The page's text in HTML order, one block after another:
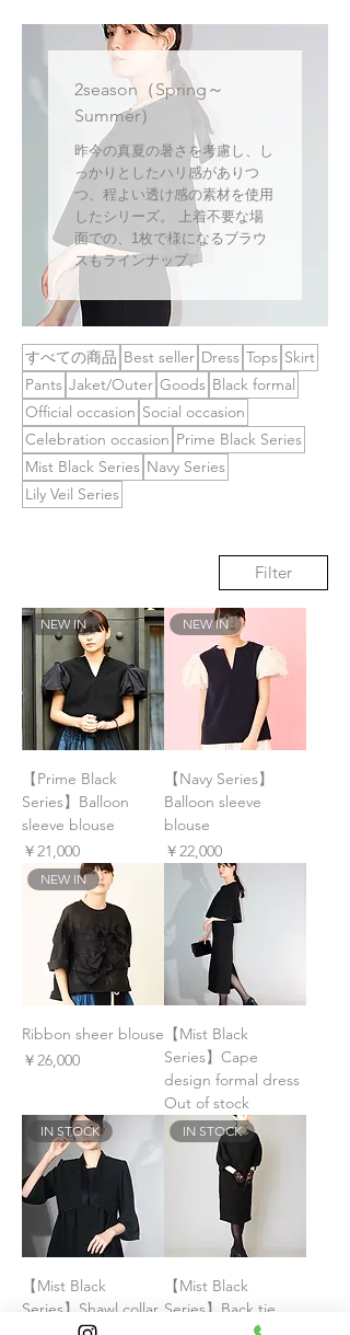
2season（Spring～
Summer）
昨今の真夏の暑さを考慮し、し
っかりとしたハリ感がありつ
つ、程よい透け感の素材を使用
したシリーズ。 上着不要な場
面での、1枚で様になるブラウ
スもラインナップ。
すべての商品 Best seller Dress Tops Skirt
Pants Jaket/Outer Goods Black formal
Official occasion Social occasion
Celebration occasion Prime Black Series
Mist Black Series Navy Series
Lily Veil Series
Filter
NEW IN
【Prime Black
Series】Balloon
sleeve blouse
価格
￥21,000
NEW IN
【Navy Series】
Balloon sleeve
blouse
価格
￥22,000
NEW IN
Ribbon sheer blouse
価格
￥26,000
【Mist Black
Series】Cape
design formal dress
Out of stock
IN STOCK
【Mist Black
Series】Shawl collar
IN STOCK
【Mist Black
Series】Back tie